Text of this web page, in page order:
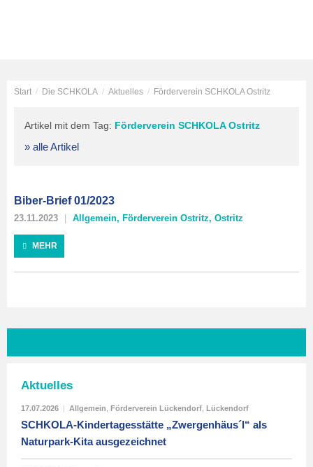
Start / Die SCHKOLA / Aktuelles / Förderverein SCHKOLA Ostritz
Artikel mit dem Tag: Förderverein SCHKOLA Ostritz
» alle Artikel
Biber-Brief 01/2023
23.11.2023 Allgemein, Förderverein Ostritz, Ostritz
MEHR
Aktuelles
17.07.2026 | Allgemein Förderverein Lückendorf Lückendorf
SCHKOLA-Kindertagesstätte „Zwergenhäus´l“ als
Naturpark-Kita ausgezeichnet